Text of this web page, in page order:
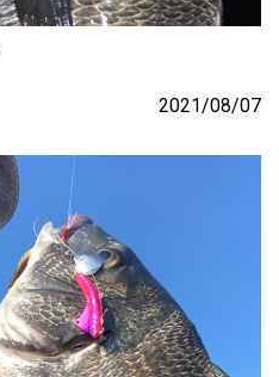
2021/08/07